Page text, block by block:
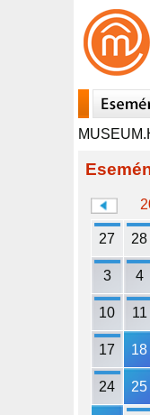
27 28
3 4
10 11
17 18
24 25